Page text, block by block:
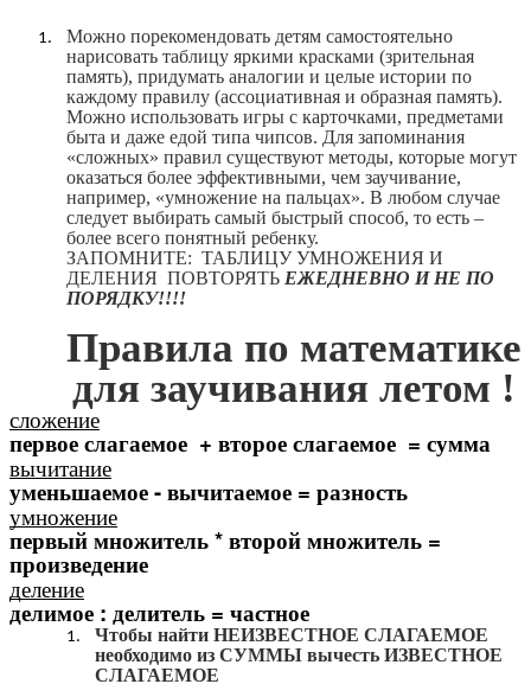
Можно порекомендовать детям самостоятельно
нарисовать таблицу яркими красками (зрительная
память), придумать аналогии и целые истории по
каждому правилу (ассоциативная и образная память).
Можно использовать игры с карточками, предметами
быта и даже едой типа чипсов. Для запоминания
«сложных» правил существуют методы, которые могут
оказаться более эффективными, чем заучивание,
например, «умножение на пальцах». В любом случае
следует выбирать самый быстрый способ, то есть –
более всего понятный ребенку.
ЗАПОМНИТЕ: ТАБЛИЦУ УМНОЖЕНИЯ И
ДЕЛЕНИЯ ПОВТОРЯТЬ ЕЖЕДНЕВНО И НЕ ПО
ПОРЯДКУ!!!!
Правила по математике
для заучивания летом !
сложение
первое слагаемое + второе слагаемое = сумма
вычитание
уменьшаемое - вычитаемое = разность
умножение
первый множитель * второй множитель =
произведение
деление
делимое : делитель = частное
Чтобы найти НЕИЗВЕСТНОЕ СЛАГАЕМОЕ
необходимо из СУММЫ вычесть ИЗВЕСТНОЕ
СЛАГАЕМОЕ